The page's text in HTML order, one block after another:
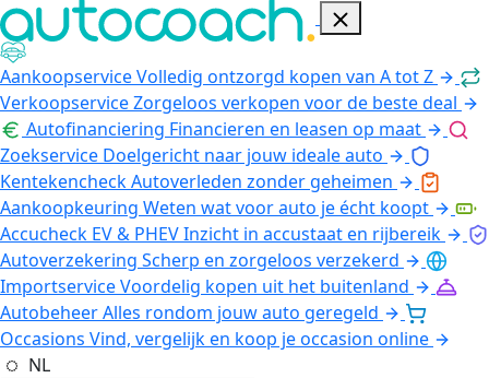
AankoopserviceVolledig ontzorgd kopen van A tot Z
VerkoopserviceZorgeloos verkopen voor de beste deal
Autofinanciering Financieren en leasen op maat
Zoekservice Doelgericht naar jouw ideale auto
KentekencheckAutoverleden zonder geheimen
Aankoopkeuring Weten wat voor auto je écht koopt
Accucheck EV & PHEVInzicht in accustaat en rijbereik
Autoverzekering Scherp en zorgeloos verzekerd
ImportserviceVoordelig kopen uit het buitenland
AutobeheerAlles rondom jouw auto geregeld
Occasions Vind, vergelijk en koop je occasion online
NL